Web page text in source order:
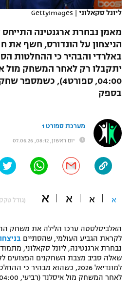
תוצאות
לוח שידורים
ברחבה
"מחצית בשכונה" – פודקאסט
משתתפים וזוכים בפרסים
תקנון משתתפים וזוכים בפרסים
תקנון עבור פעילות אלקטרה
תקנון עבור פעילות ספורט 1 – "מרלן"
גיימינג E-Sports
תנאי שימוש
הפועל תל אביב
הפועל חיפה
הפועל באר שבע
מכבי נתניה
ליגה הולנדית
ליגה טורקית
ליגה סינית
ליגה ברזילאית
ליגות נוספות
דני אבדיה
שחייה
ג'ודו
אגרוף
ספורט אולימפי
היאבקות WWE
ספורט מוטורי
כדורמים
בייסבול MLB
ספורט אתגרי ואקסטרים
ליונל סקאלוני |
GettyImages
מאמן נבחרת ארגנטינה
הניצחון על הונדורס, חשף את
באלרדי והבהיר כי ההחלטות
יתקבלו רק לאחר המשחק מול
04:00, ספורט4),
בספק
מערכת ספורט 1
יום ראשון, 08:12, 07.06.26
א א א א (גודל
האלביסלסטה ערכו הלילה את משחק
לקראת הגביע העולמי, שהסתיים בניצחון 0:2 על
נבחרת ארגנטינה, ליונל סקאלוני,
שאלה סביב מצבת השחקנים הפצועים
למונדיאל 2026, כשהוא מבהיר
לאחר המשחק מול איסלנד (רביעי, 04:00, ספורט 4).